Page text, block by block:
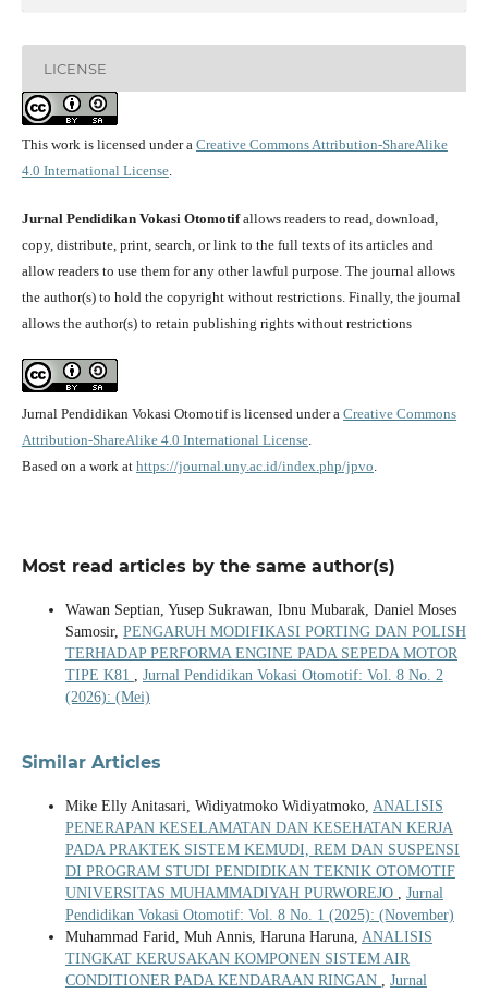
LICENSE
This work is licensed under a Creative Commons Attribution-ShareAlike
4.0 International License.
Jurnal Pendidikan Vokasi Otomotifallows readers to read, download,
copy, distribute, print, search, or link to the full texts of its articles and
allow readers to use them for any other lawful purpose. The journal allows
the author(s) to hold the copyright without restrictions. Finally, the journal
allows the author(s) to retain publishing rights without restrictions
Jurnal Pendidikan Vokasi Otomotif is licensed under a Creative Commons
Attribution-ShareAlike 4.0 International License.
Based on a work at https://journal.uny.ac.id/index.php/jpvo.
Most read articles by the same author(s)
Wawan Septian, Yusep Sukrawan, Ibnu Mubarak, Daniel Moses
Samosir, PENGARUH MODIFIKASI PORTING DAN POLISH
TERHADAP PERFORMA ENGINE PADA SEPEDA MOTOR
TIPE K81 , Jurnal Pendidikan Vokasi Otomotif: Vol. 8 No. 2
(2026): (Mei)
Similar Articles
Mike Elly Anitasari, Widiyatmoko Widiyatmoko, ANALISIS
PENERAPAN KESELAMATAN DAN KESEHATAN KERJA
PADA PRAKTEK SISTEM KEMUDI, REM DAN SUSPENSI
DI PROGRAM STUDI PENDIDIKAN TEKNIK OTOMOTIF
UNIVERSITAS MUHAMMADIYAH PURWOREJO , Jurnal
Pendidikan Vokasi Otomotif: Vol. 8 No. 1 (2025): (November)
Muhammad Farid, Muh Annis, Haruna Haruna, ANALISIS
TINGKAT KERUSAKAN KOMPONEN SISTEM AIR
CONDITIONER PADA KENDARAAN RINGAN , Jurnal